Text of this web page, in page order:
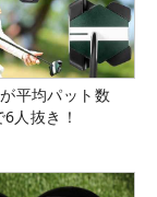
平均パット数
6人抜き！